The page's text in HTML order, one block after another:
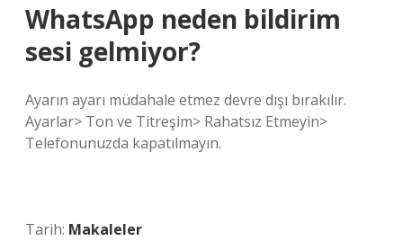
WhatsApp neden bildirim
sesi gelmiyor?
Ayarın ayarı müdahale etmez devre dışı bırakılır.
Ayarlar> Ton ve Titreşim> Rahatsız Etmeyin>
Telefonunuzda kapatılmayın.
Tarih: Makaleler